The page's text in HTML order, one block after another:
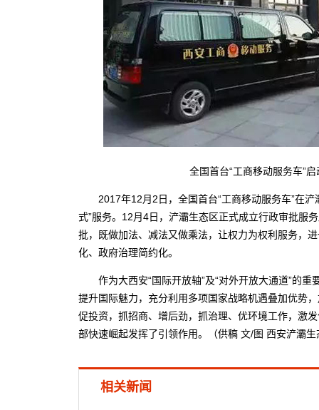
全国首台“工商移动服务车”启
2017年12月2日，全国首台“工商移动服务车”在浐
式”服务。12月4日，浐灞生态区正式成立行政审批服
批，既做加法、减法又做乘法，让权力为权利服务，
化、政府治理简约化。
作为大西安“国际开放轴”及“对外开放大通道”的重
提升国际魅力，充分利用多项国家战略机遇叠加优势
促投资，抓招商、增后劲，抓治理、优环境工作，激
部快速崛起发挥了引领作用。（供稿 文/图 西安浐灞
相关新闻